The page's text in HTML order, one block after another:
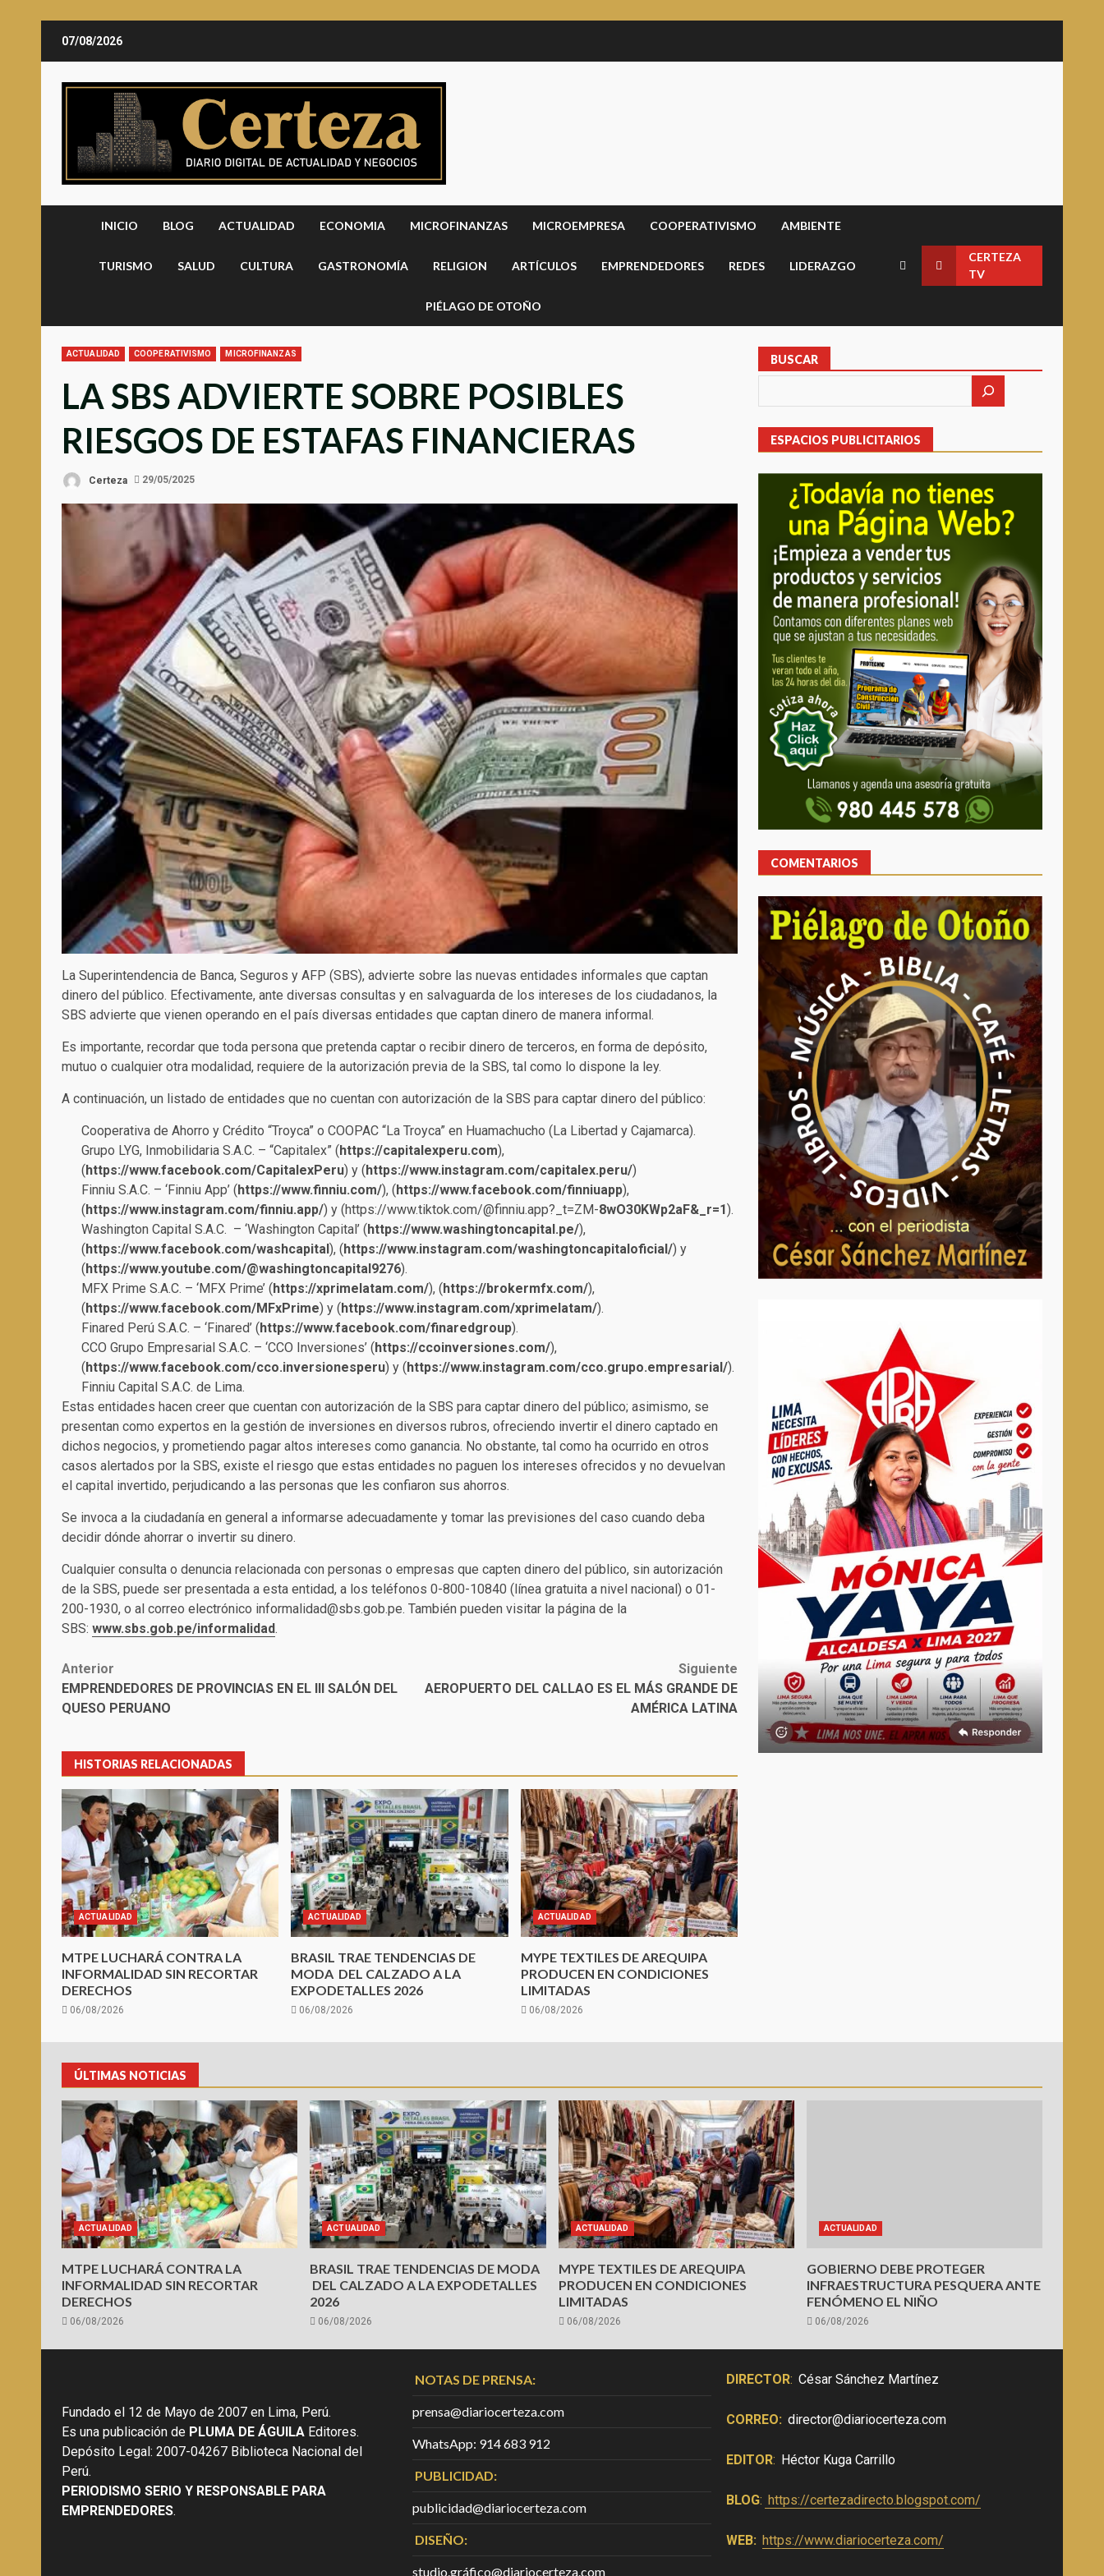
07/08/2026
INICIO BLOG ACTUALIDAD ECONOMIA MICROFINANZAS MICROEMPRESA COOPERATIVISMO AMBIENTE
TURISMO SALUD CULTURA GASTRONOMÍA RELIGION ARTÍCULOS EMPRENDEDORES REDES LIDERAZGO
PIÉLAGO DE OTOÑO
CERTEZA
TV
ACTUALIDAD COOPERATIVISMO MICROFINANZAS
LA SBS ADVIERTE SOBRE POSIBLES
RIESGOS DE ESTAFAS FINANCIERAS
Certeza 29/05/2025
La Superintendencia de Banca, Seguros y AFP (SBS), advierte sobre las nuevas entidades informales que captan
dinero del público. Efectivamente, ante diversas consultas y en salvaguarda de los intereses de los ciudadanos, la
SBS advierte que vienen operando en el país diversas entidades que captan dinero de manera informal.
Es importante, recordar que toda persona que pretenda captar o recibir dinero de terceros, en forma de depósito,
mutuo o cualquier otra modalidad, requiere de la autorización previa de la SBS, tal como lo dispone la ley.
A continuación, un listado de entidades que no cuentan con autorización de la SBS para captar dinero del público:
Cooperativa de Ahorro y Crédito “Troyca” o COOPAC “La Troyca” en Huamachucho (La Libertad y Cajamarca).
Grupo LYG, Inmobilidaria S.A.C. – “Capitalex” ( https://capitalexperu.com),
( https://www.facebook.com/CapitalexPeru) y ( https://www.instagram.com/capitalex.peru/)
Finniu S.A.C. – ‘Finniu App’ ( https://www.finniu.com/), ( https://www.facebook.com/finniuapp),
( https://www.instagram.com/finniu.app/) y (https://www.tiktok.com/@finniu.app?_t=ZM-8wO30KWp2aF&_r=1).
Washington Capital S.A.C. – ‘Washington Capital’ ( https://www.washingtoncapital.pe/),
( https://www.facebook.com/washcapital ), ( https://www.instagram.com/washingtoncapitaloficial/) y
( https://www.youtube.com/@washingtoncapital9276).
MFX Prime S.A.C. – ‘MFX Prime’ ( https://xprimelatam.com/), ( https://brokermfx.com/),
( https://www.facebook.com/MFxPrime) y ( https://www.instagram.com/xprimelatam/).
Finared Perú S.A.C. – ‘Finared’ ( https://www.facebook.com/finaredgroup).
CCO Grupo Empresarial S.A.C. – ‘CCO Inversiones’ ( https://ccoinversiones.com/),
( https://www.facebook.com/cco.inversionesperu) y ( https://www.instagram.com/cco.grupo.empresarial/).
Finniu Capital S.A.C. de Lima.
Estas entidades hacen creer que cuentan con autorización de la SBS para captar dinero del público; asimismo, se
presentan como expertos en la gestión de inversiones en diversos rubros, ofreciendo invertir el dinero captado en
dichos negocios, y prometiendo pagar altos intereses como ganancia. No obstante, tal como ha ocurrido en otros
casos alertados por la SBS, existe el riesgo que estas entidades no paguen los intereses ofrecidos y no devuelvan
el capital invertido, perjudicando a las personas que les confiaron sus ahorros.
Se invoca a la ciudadanía en general a informarse adecuadamente y tomar las previsiones del caso cuando deba
decidir dónde ahorrar o invertir su dinero.
Cualquier consulta o denuncia relacionada con personas o empresas que capten dinero del público, sin autorización
de la SBS, puede ser presentada a esta entidad, a los teléfonos 0-800-10840 (línea gratuita a nivel nacional) o 01-
200-1930, o al correo electrónico informalidad@sbs.gob.pe. También pueden visitar la página de la
SBS: www.sbs.gob.pe/informalidad.
Post
navigation
Anterior
EMPRENDEDORES DE PROVINCIAS EN EL III SALÓN DEL
QUESO PERUANO
Siguiente
AEROPUERTO DEL CALLAO ES EL MÁS GRANDE DE
AMÉRICA LATINA
HISTORIAS RELACIONADAS
ACTUALIDAD
MTPE LUCHARÁ CONTRA LA
INFORMALIDAD SIN RECORTAR
DERECHOS
06/08/2026
ACTUALIDAD
BRASIL TRAE TENDENCIAS DE
MODA DEL CALZADO A LA
EXPODETALLES 2026
06/08/2026
ACTUALIDAD
MYPE TEXTILES DE AREQUIPA
PRODUCEN EN CONDICIONES
LIMITADAS
06/08/2026
BUSCAR
ESPACIOS PUBLICITARIOS
COMENTARIOS
ÚLTIMAS NOTICIAS
ACTUALIDAD
MTPE LUCHARÁ CONTRA LA
INFORMALIDAD SIN RECORTAR
DERECHOS
06/08/2026
ACTUALIDAD
BRASIL TRAE TENDENCIAS DE MODA
DEL CALZADO A LA EXPODETALLES
2026
06/08/2026
ACTUALIDAD
MYPE TEXTILES DE AREQUIPA
PRODUCEN EN CONDICIONES
LIMITADAS
06/08/2026
ACTUALIDAD
GOBIERNO DEBE PROTEGER
INFRAESTRUCTURA PESQUERA ANTE
FENÓMENO EL NIÑO
06/08/2026
Fundado el 12 de Mayo de 2007 en Lima, Perú.
Es una publicación de PLUMA DE ÁGUILA Editores.
Depósito Legal: 2007-04267 Biblioteca Nacional del
Perú.
PERIODISMO SERIO Y RESPONSABLE PARA
EMPRENDEDORES.
NOTAS DE PRENSA:
prensa@diariocerteza.com
WhatsApp: 914 683 912
PUBLICIDAD:
publicidad@diariocerteza.com
DISEÑO:
studio.gráfico@diariocerteza.com
DIRECTOR: César Sánchez Martínez
CORREO: director@diariocerteza.com
EDITOR: Héctor Kuga Carrillo
BLOG: https://certezadirecto.blogspot.com/
WEB: https://www.diariocerteza.com/